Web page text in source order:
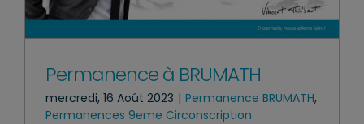
Permanence à BRUMATH
mercredi, 16 Août 2023 | Permanence BRUMATH,
Permanences 9eme Circonscription